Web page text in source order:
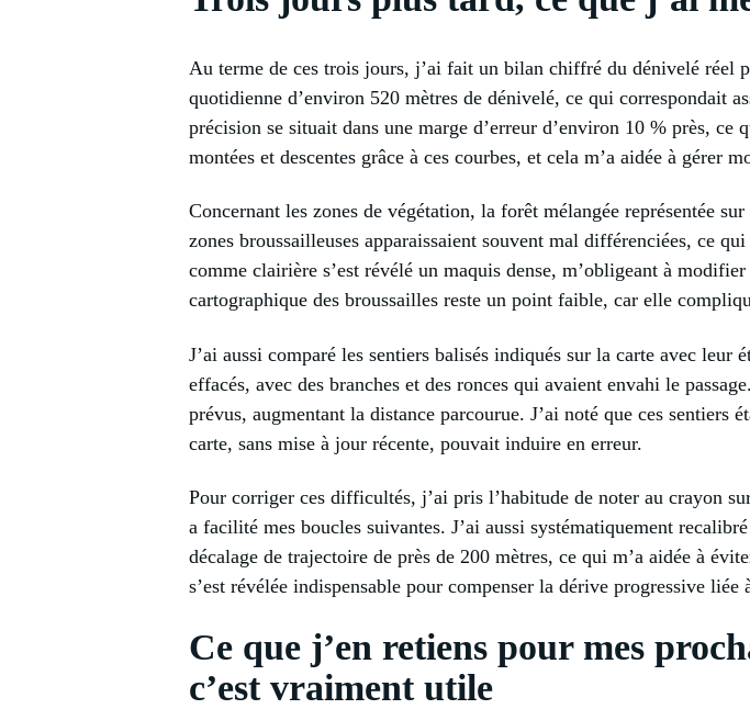
Au terme de ces trois jours, j’ai fait un bilan chiffré du dénivelé réel
quotidienne d’environ 520 mètres de dénivelé, ce qui correspondait
précision se situait dans une marge d’erreur d’environ 10 % près,
montées et descentes grâce à ces courbes, et cela m’a aidée à gérer
Concernant les zones de végétation, la forêt mélangée représentée
zones broussailleuses apparaissaient souvent mal différenciées, ce
comme clairière s’est révélé un maquis dense, m’obligeant à
cartographique des broussailles reste un point faible, car elle
J’ai aussi comparé les sentiers balisés indiqués sur la carte avec leur
effacés, avec des branches et des ronces qui avaient envahi le
prévus, augmentant la distance parcourue. J’ai noté que ces sentiers
carte, sans mise à jour récente, pouvait induire en erreur.
Pour corriger ces difficultés, j’ai pris l’habitude de noter au crayon
a facilité mes boucles suivantes. J’ai aussi systématiquement
décalage de trajectoire de près de 200 mètres, ce qui m’a aidée à
s’est révélée indispensable pour compenser la dérive progressive liée
Ce que j’en retiens pour mes
c’est vraiment utile